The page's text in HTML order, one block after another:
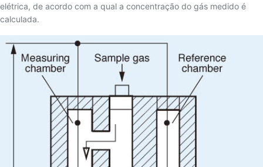
elétrica, de acordo com a qual a concentração do gás medido é
calculada.